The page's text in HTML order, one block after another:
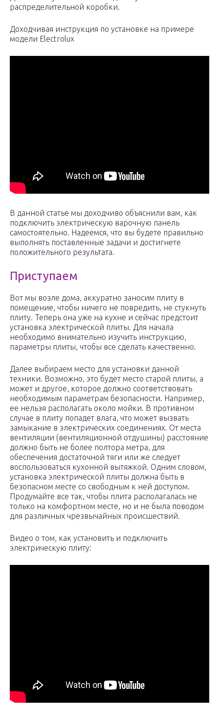
распределительной коробки.
Доходчивая инструкция по установке на примере
модели Electrolux
В данной статье мы доходчиво объяснили вам, как
подключить электрическую варочную панель
самостоятельно. Надеемся, что вы будете правильно
выполнять поставленные задачи и достигнете
положительного результата.
Приступаем
Вот мы возле дома, аккуратно заносим плиту в
помещение, чтобы ничего не повредить, не стукнуть
плиту. Теперь она уже на кухне и сейчас предстоит
установка электрической плиты. Для начала
необходимо внимательно изучить инструкцию,
параметры плиты, чтобы все сделать качественно.
Далее выбираем место для установки данной
техники. Возможно, это будет место старой плиты, а
может и другое, которое должно соответствовать
необходимым параметрам безопасности. Например,
ее нельзя располагать около мойки. В противном
случае в плиту попадет влага, что может вызвать
замыкание в электрических соединениях. От места
вентиляции (вентиляционной отдушины) расстояние
должно быть не более полтора метра, для
обеспечения достаточной тяги или же следует
воспользоваться кухонной вытяжкой. Одним словом,
установка электрической плиты должна быть в
безопасном месте со свободным к ней доступом.
Продумайте все так, чтобы плита располагалась не
только на комфортном месте, но и не была поводом
для различных чрезвычайных происшествий.
Видео о том, как установить и подключить
электрическую плиту: